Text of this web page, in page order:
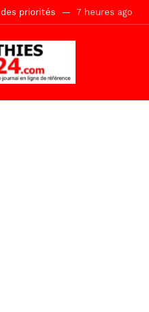
ses priorités 7 heures ago
lundi 10 Août
au seul libéralisme (Lamine
jour ago